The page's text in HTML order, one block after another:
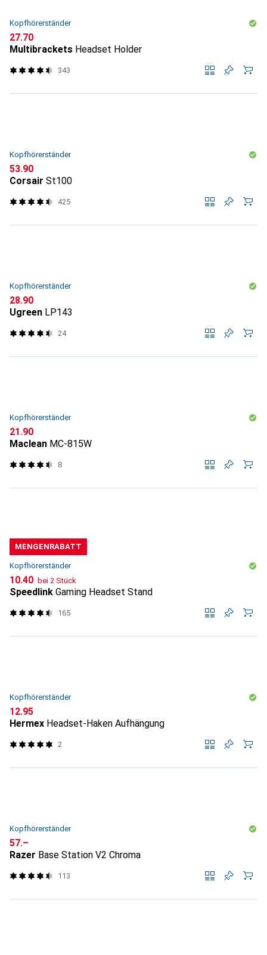
Kopfhörerständer
CHF
27.70
Multibrackets Headset Holder
343
Kopfhörerständer
CHF
53.90
Corsair St100
425
Kopfhörerständer
CHF
28.90
Ugreen LP143
24
Kopfhörerständer
CHF
21.90
Maclean MC-815W
8
MENGENRABATT
Kopfhörerständer
CHF
10.40 bei 2 Stück
Speedlink Gaming Headset Stand
165
Kopfhörerständer
CHF
12.95
Hermex Headset-Haken Aufhängung
2
Kopfhörerständer
CHF
57.–
Razer Base Station V2 Chroma
113